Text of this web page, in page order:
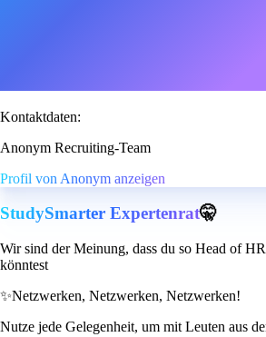
Kontaktdaten:
Anonym Recruiting-Team
Profil von Anonym anzeigen
StudySmarter Expertenrat🤫
Wir sind der Meinung, dass du so Head of
könntest
✨Netzwerken, Netzwerken, Netzwerken!
Nutze jede Gelegenheit, um mit Leuten aus